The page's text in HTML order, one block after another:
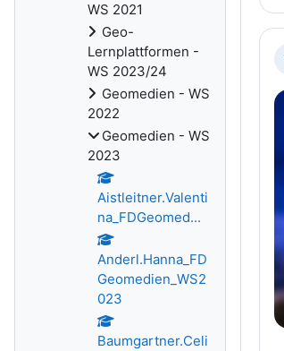
WS 2021
Geo-
Lernplattformen -
WS 2023/24
Geomedien - WS
2022
Geomedien - WS
2023
Aistleitner.Valenti
na_FDGeomed...
Anderl.Hanna_FD
Geomedien_WS2
023
Baumgartner.Celi